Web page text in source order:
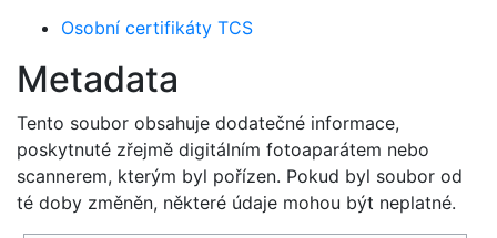
Osobní certifikáty TCS
Metadata
Tento soubor obsahuje dodatečné informace,
poskytnuté zřejmě digitálním fotoaparátem nebo
scannerem, kterým byl pořízen. Pokud byl soubor od
té doby změněn, některé údaje mohou být neplatné.